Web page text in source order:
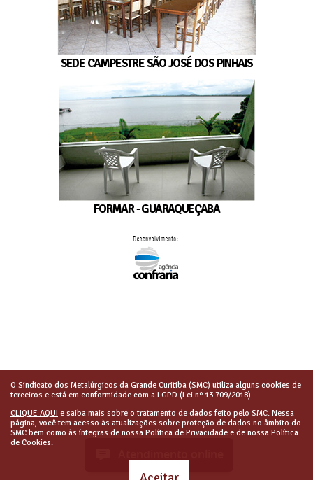
SEDE CAMPESTRE SÃO JOSÉ DOS PINHAIS
FORMAR - GUARAQUEÇABA
O Sindicato dos Metalúrgicos da Grande Curitiba (SMC) utiliza alguns cookies de
terceiros e está em conformidade com a LGPD (Lei nº 13.709/2018).
CLIQUE AQUI e saiba mais sobre o tratamento de dados feito pelo SMC. Nessa
página, você tem acesso às atualizações sobre proteção de dados no âmbito do
SMC bem como às íntegras de nossa Política de Privacidade e de nossa Política
de Cookies.